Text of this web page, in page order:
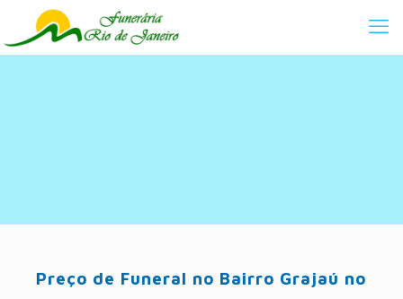
Preço de Funeral no Bairro Grajaú no